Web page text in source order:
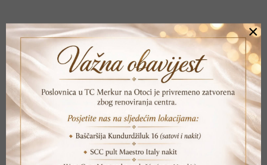
POVEZANI PROIZVODI
×